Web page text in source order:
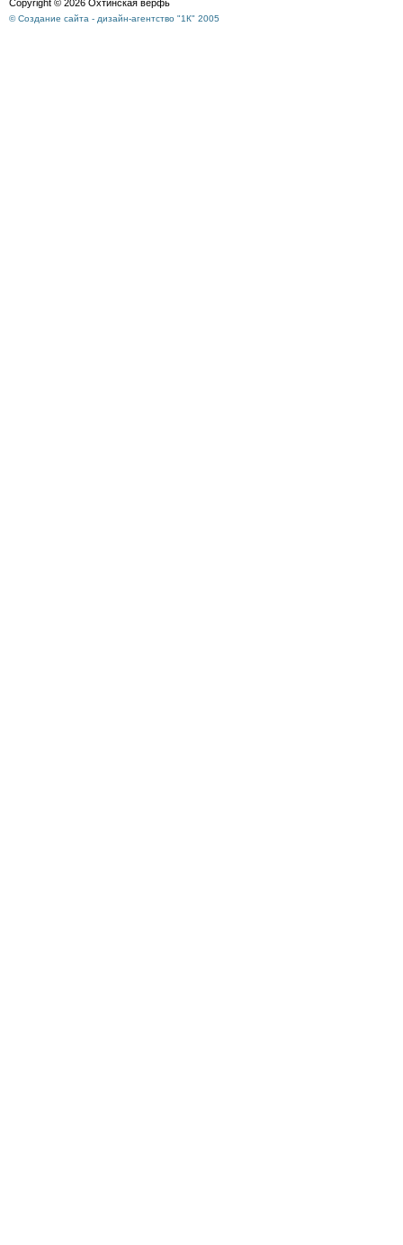
Copyright © 2026 Охтинская верфь
© Создание сайта - дизайн-агентство "1К" 2005